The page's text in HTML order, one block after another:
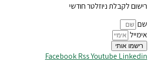
רישום לקבלת ניוזלטר חודשי
שם
אימייל
רישמו אותי
FacebookRssYoutube Linkedin